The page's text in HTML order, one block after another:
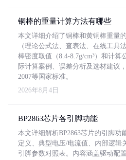
铜棒的重量计算方法有哪些
本文详细介绍了铜棒和黄铜棒重量
（理论公式法、查表法、在线工具
棒密度取值（8.4-8.7g/cm³）和计算
际计算案例、误差分析及选材建议
2007等国家标准。
2026年8月4日
BP2863芯片各引脚功能
本文详细解析BP2863芯片的引脚功
定义、典型电压/电流值、内部逻辑
引脚参数对照表。内容涵盖驱动配